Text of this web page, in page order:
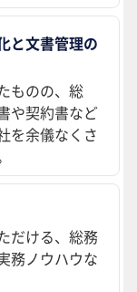
と文書管理の
ものの、総
や契約書など
を余儀なくさ
だける、総務
務ノウハウな